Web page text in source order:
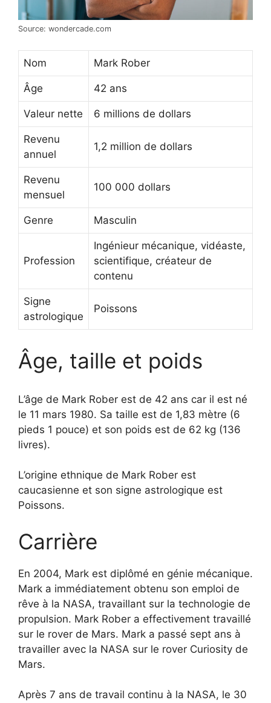
Source: wondercade.com
Nom Mark Rober
Âge 42 ans
Valeur nette 6 millions de dollars
Revenu
annuel
1,2 million de dollars
Revenu
mensuel
100 000 dollars
Genre Masculin
Profession
Ingénieur mécanique, vidéaste,
scientifique, créateur de
contenu
Signe
astrologique
Poissons
Âge, taille et poids
L’âge de Mark Rober est de 42 ans car il est né
le 11 mars 1980. Sa taille est de 1,83 mètre (6
pieds 1 pouce) et son poids est de 62 kg (136
livres).
L’origine ethnique de Mark Rober est
caucasienne et son signe astrologique est
Poissons.
Carrière
En 2004, Mark est diplômé en génie mécanique.
Mark a immédiatement obtenu son emploi de
rêve à la NASA, travaillant sur la technologie de
propulsion. Mark Rober a effectivement travaillé
sur le rover de Mars. Mark a passé sept ans à
travailler avec la NASA sur le rover Curiosity de
Mars.
Après 7 ans de travail continu à la NASA, le 30